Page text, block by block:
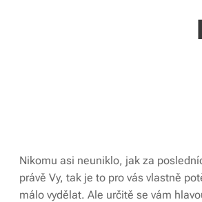
Nikomu asi neuniklo, jak za
právě Vy, tak je to pro vás vlastně
málo vydělat. Ale určitě se vám